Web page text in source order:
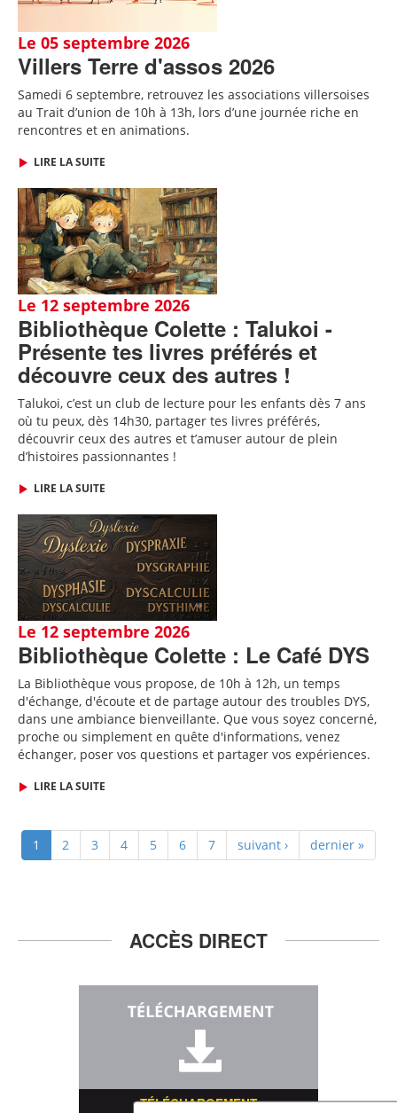
Le 05 septembre 2026
Villers Terre d'assos 2026
Samedi 6 septembre, retrouvez les associations villersoises
au Trait d’union de 10h à 13h, lors d’une journée riche en
rencontres et en animations.
LIRE LA SUITE
Le 12 septembre 2026
Bibliothèque Colette : Talukoi -
Présente tes livres préférés et
découvre ceux des autres !
Talukoi, c’est un club de lecture pour les enfants dès 7 ans
où tu peux, dès 14h30, partager tes livres préférés,
découvrir ceux des autres et t’amuser autour de plein
d’histoires passionnantes !
LIRE LA SUITE
Le 12 septembre 2026
Bibliothèque Colette : Le Café DYS
La Bibliothèque vous propose, de 10h à 12h, un temps
d'échange, d'écoute et de partage autour des troubles DYS,
dans une ambiance bienveillante. Que vous soyez concerné,
proche ou simplement en quête d'informations, venez
échanger, poser vos questions et partager vos expériences.
LIRE LA SUITE
1 2 3 4 5 6 7 suivant › dernier »
ACCÈS DIRECT
TÉLÉCHARGEMENT